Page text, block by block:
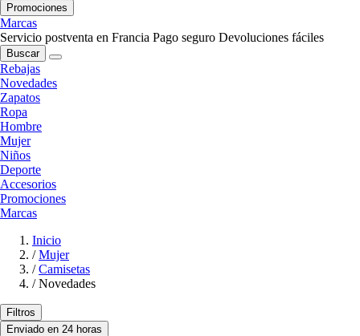
Promociones
Marcas
Servicio postventa en Francia Pago seguro Devoluciones fáciles
Buscar
Rebajas
Novedades
Zapatos
Ropa
Hombre
Mujer
Niños
Deporte
Accesorios
Promociones
Marcas
Inicio
/ Mujer
/ Camisetas
/ Novedades
Filtros
Enviado en 24 horas